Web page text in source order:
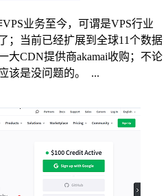
业务至今，可谓是VPS行业
；当前已经扩展到全球11个数据
大CDN提供商akamai收购；不论
该是没问题的。 ...